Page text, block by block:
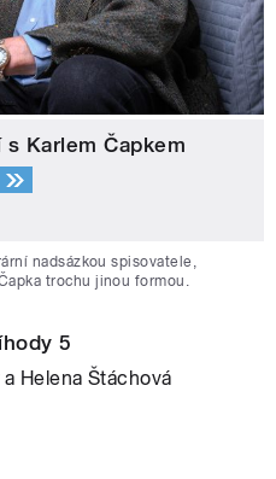
s Karlem Čapkem
nadsázkou spisovatele,
trochu jinou formou.
5
Helena Štáchová